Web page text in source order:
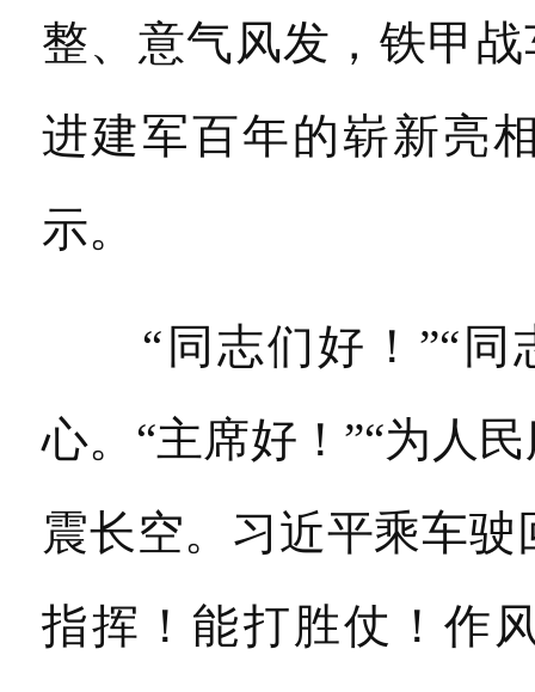
整、意气风发，铁甲
进建军百年的崭新亮
示。
“同志们好！”“同
心。“主席好！”“为人
震长空。习近平乘车
指挥！能打胜仗！作